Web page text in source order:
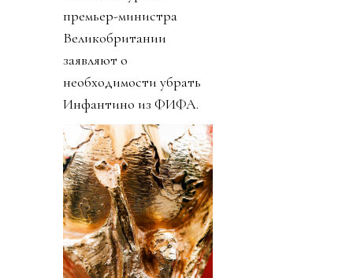
премьер-министра
Великобритании
заявляют о
необходимости убрать
Инфантино из ФИФА.